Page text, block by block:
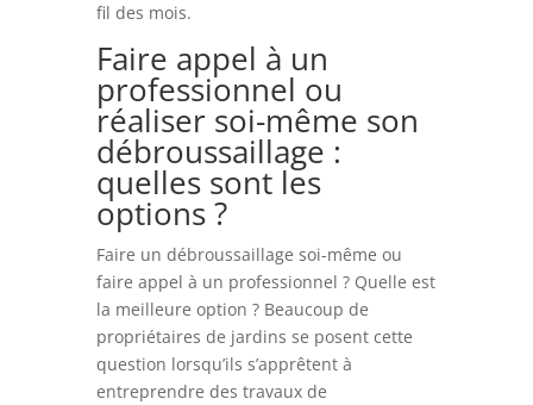
fil des mois.
Faire appel à un
professionnel ou
réaliser soi-même son
débroussaillage :
quelles sont les
options ?
Faire un débroussaillage soi-même ou
faire appel à un professionnel ? Quelle est
la meilleure option ? Beaucoup de
propriétaires de jardins se posent cette
question lorsqu’ils s’apprêtent à
entreprendre des travaux de